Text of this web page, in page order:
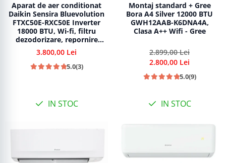
Aparat de aer conditionat
Daikin Sensira Bluevolution
FTXC50E-RXC50E Inverter
18000 BTU, Wi-fi, filtru
dezodorizare, repornire
automata, 5 trepte de
viteza, comutare automata
racire-incalzire
3.800,00 Lei
5.0(3)
IN STOC
Montaj standard + Gree
Bora A4 Silver 12000 BTU
GWH12AAB-K6DNA4A,
Clasa A++ Wifi - Gree
2.899,00 Lei
2.800,00 Lei
5.0(9)
IN STOC